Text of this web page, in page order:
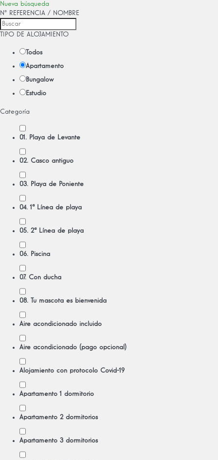
Nueva búsqueda
Nº REFERENCIA / NOMBRE
TIPO DE ALOJAMIENTO
Todos
Apartamento
Bungalow
Estudio
Categoría
01. Playa de Levante
02. Casco antiguo
03. Playa de Poniente
04. 1ª Línea de playa
05. 2ª Línea de playa
06. Piscina
07. Con ducha
08. Tu mascota es bienvenida
Aire acondicionado incluido
Aire acondicionado (pago opcional)
Alojamiento con protocolo Covid-19
Apartamento 1 dormitorio
Apartamento 2 dormitorios
Apartamento 3 dormitorios